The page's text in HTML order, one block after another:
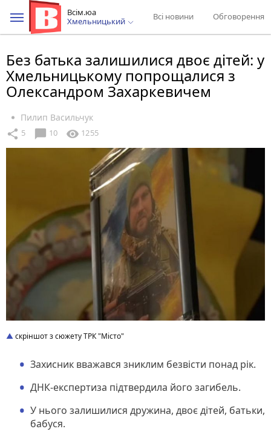
Всім.юа
Хмельницький
Всі новини Обговорення
Без батька залишилися двоє дітей: у
Хмельницькому попрощалися з
Олександром Захаркевичем
Пилип Васильчук
share 5 chat_bubble 10 visibility 1255
скріншот з сюжету ТРК "Місто"
Захисник вважався зниклим безвісти понад рік.
ДНК-експертиза підтвердила його загибель.
У нього залишилися дружина, двоє дітей, батьки,
бабуся.